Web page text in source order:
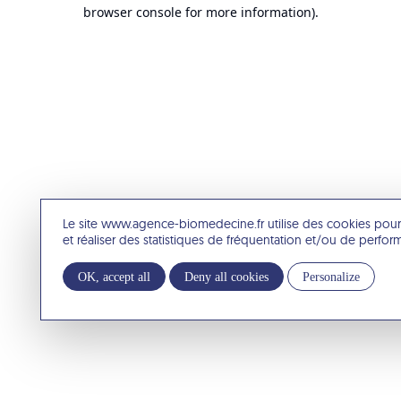
Le site www.agence-biomedecine.fr utilise des cookies
et réaliser des statistiques de fréquentation et/ou de
OK, accept all Deny all cookies Personalize
browser console for more information).